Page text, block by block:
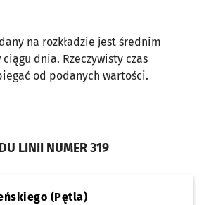
LINII NUMER 319
(Pętla)
na rozkładzie jest średnim
dnia. Rzeczywisty czas
od podanych wartości.